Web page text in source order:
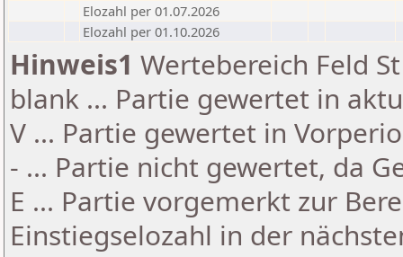
Elozahl per 01.07.2026
Elozahl per 01.10.2026
Hinweis1 Wertebereich Feld
blank ... Partie gewertet in
V ... Partie gewertet in
- ... Partie nicht gewertet, da
E ... Partie vorgemerkt zur
Einstiegselozahl in der